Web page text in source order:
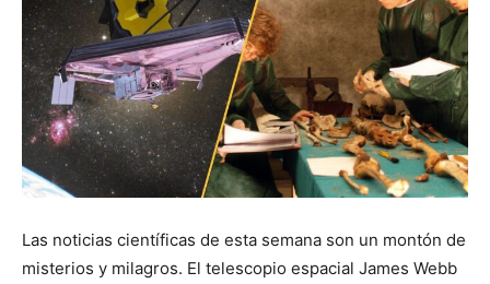
Las noticias científicas de esta semana son un montón de
misterios y milagros. El telescopio espacial James Webb